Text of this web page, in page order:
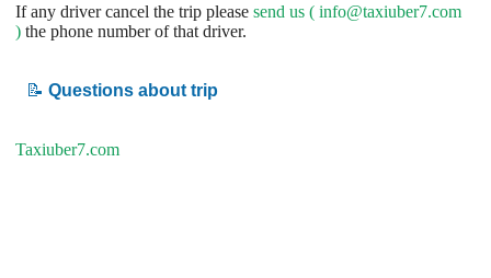
If any driver cancel the trip please send us ( info@taxiuber7.com
) the phone number of that driver.
📝 Questions about trip
Taxiuber7.com